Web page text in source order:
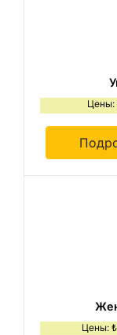
Цены:
Цены: